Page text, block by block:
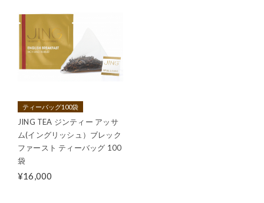
ティーバッグ100袋
JING TEA ジンティー アッサ
ム(イングリッシュ）ブレック
ファースト ティーバッグ 100
袋
¥16,000